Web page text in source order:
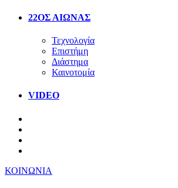
22ΟΣ ΑΙΩΝΑΣ
Τεχνολογία
Επιστήμη
Διάστημα
Καινοτομία
VIDEO
ΚΟΙΝΩΝΙΑ